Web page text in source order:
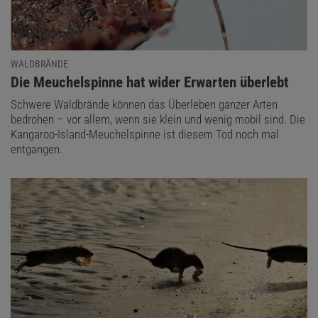
WALDBRÄNDE
:
Die Meuchelspinne hat wider Erwarten überlebt
Schwere Waldbrände können das Überleben ganzer Arten
bedrohen – vor allem, wenn sie klein und wenig mobil sind. Die
Kangaroo-Island-Meuchelspinne ist diesem Tod noch mal
entgangen.